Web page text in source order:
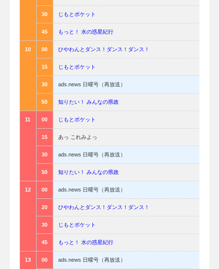
30 じもとポケット
45 もっと！ 水の惑星紀行
10 00 ひやわんとダンス！ダンス！ダンス！
15 じもとポケット
30 ads.news 日曜号（再放送）
50 知りたい！ みんなの県政
11 00 じもとポケット
15 あっ これみよっ
30 ads.news 日曜号（再放送）
50 知りたい！ みんなの県政
12 00 ads.news 日曜号（再放送）
20 ひやわんとダンス！ダンス！ダンス！
30 じもとポケット
45 もっと！ 水の惑星紀行
13 00 ads.news 日曜号（再放送）